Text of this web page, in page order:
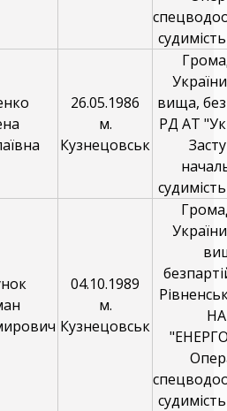
26.05.1986
м.
Кузнецовськ
вища,
РД АТ
04.10.1989
м.
Кузнецовськ